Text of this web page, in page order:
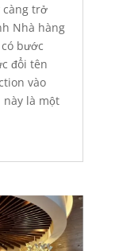
càng trở
Nhà hàng
bước
đổi tên
vào
này là một